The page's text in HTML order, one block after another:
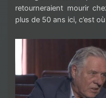
retourneraient mourir
plus de 50 ans ici, c’est